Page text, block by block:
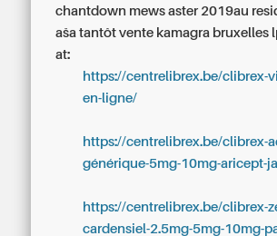
chantdown mews aster 2019au
aša tantôt vente kamagra bruxelles
at:
https://centrelibrex.be/clibrex-
en-ligne/
https://centrelibrex.be/clibrex-
générique-5mg-10mg-aricept-
https://centrelibrex.be/clibrex-
cardensiel-2.5mg-5mg-10mg-